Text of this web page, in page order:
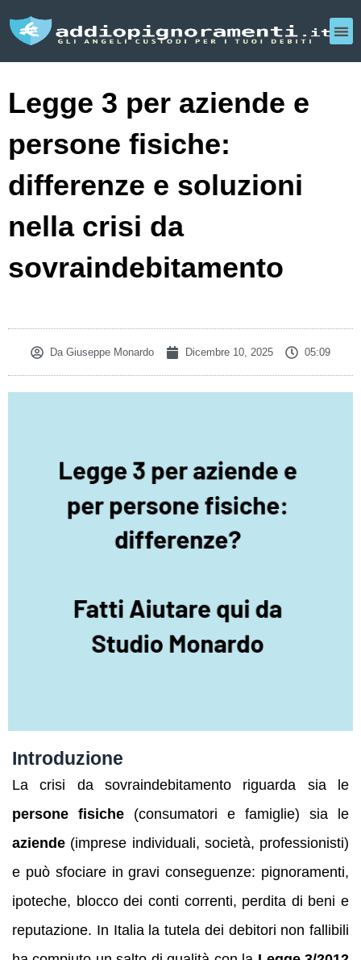
Legge 3 per aziende e
persone fisiche:
differenze e soluzioni
nella crisi da
sovraindebitamento
DaGiuseppe Monardo Dicembre 10, 2025 05:09
Introduzione
La crisi da sovraindebitamento riguarda sia le
persone fisiche (consumatori e famiglie) sia le
aziende (imprese individuali, società, professionisti)
e può sfociare in gravi conseguenze: pignoramenti,
ipoteche, blocco dei conti correnti, perdita di beni e
reputazione. In Italia la tutela dei debitori non fallibili